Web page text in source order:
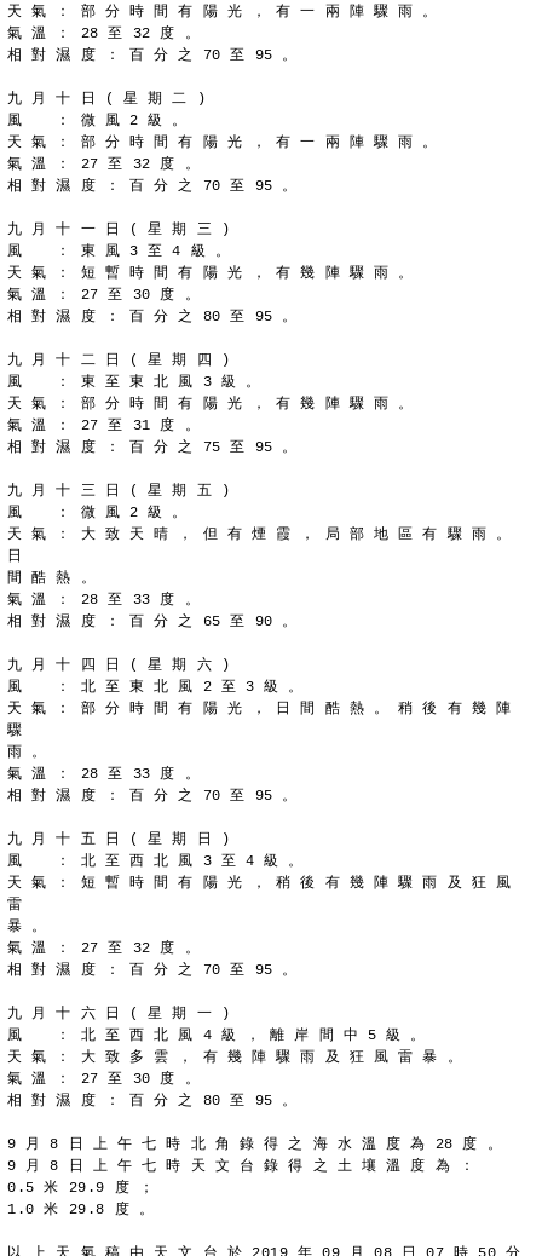
天 氣 ： 部 分 時 間 有 陽 光 ， 有 一 兩 陣 驟 雨 。
氣 溫 ： 28 至 32 度 。
相 對 濕 度 ： 百 分 之 70 至 95 。
九 月 十 日 ( 星 期 二 )
風 　 ： 微 風 2 級 。
天 氣 ： 部 分 時 間 有 陽 光 ， 有 一 兩 陣 驟 雨 。
氣 溫 ： 27 至 32 度 。
相 對 濕 度 ： 百 分 之 70 至 95 。
九 月 十 一 日 ( 星 期 三 )
風 　 ： 東 風 3 至 4 級 。
天 氣 ： 短 暫 時 間 有 陽 光 ， 有 幾 陣 驟 雨 。
氣 溫 ： 27 至 30 度 。
相 對 濕 度 ： 百 分 之 80 至 95 。
九 月 十 二 日 ( 星 期 四 )
風 　 ： 東 至 東 北 風 3 級 。
天 氣 ： 部 分 時 間 有 陽 光 ， 有 幾 陣 驟 雨 。
氣 溫 ： 27 至 31 度 。
相 對 濕 度 ： 百 分 之 75 至 95 。
九 月 十 三 日 ( 星 期 五 )
風 　 ： 微 風 2 級 。
天 氣 ： 大 致 天 晴 ， 但 有 煙 霞 ， 局 部 地 區 有 驟 雨 。
日
間 酷 熱 。
氣 溫 ： 28 至 33 度 。
相 對 濕 度 ： 百 分 之 65 至 90 。
九 月 十 四 日 ( 星 期 六 )
風 　 ： 北 至 東 北 風 2 至 3 級 。
天 氣 ： 部 分 時 間 有 陽 光 ， 日 間 酷 熱 。 稍 後 有 幾 陣
驟
雨 。
氣 溫 ： 28 至 33 度 。
相 對 濕 度 ： 百 分 之 70 至 95 。
九 月 十 五 日 ( 星 期 日 )
風 　 ： 北 至 西 北 風 3 至 4 級 。
天 氣 ： 短 暫 時 間 有 陽 光 ， 稍 後 有 幾 陣 驟 雨 及 狂 風
雷
暴 。
氣 溫 ： 27 至 32 度 。
相 對 濕 度 ： 百 分 之 70 至 95 。
九 月 十 六 日 ( 星 期 一 )
風 　 ： 北 至 西 北 風 4 級 ， 離 岸 間 中 5 級 。
天 氣 ： 大 致 多 雲 ， 有 幾 陣 驟 雨 及 狂 風 雷 暴 。
氣 溫 ： 27 至 30 度 。
相 對 濕 度 ： 百 分 之 80 至 95 。
9 月 8 日 上 午 七 時 北 角 錄 得 之 海 水 溫 度 為 28 度 。
9 月 8 日 上 午 七 時 天 文 台 錄 得 之 土 壤 溫 度 為 ：
0.5 米 29.9 度 ；
1.0 米 29.8 度 。